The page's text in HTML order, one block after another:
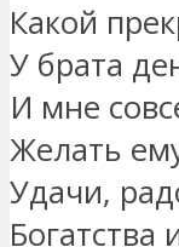
Какой
У брата
И мне
Желать
Удачи,
Богатства